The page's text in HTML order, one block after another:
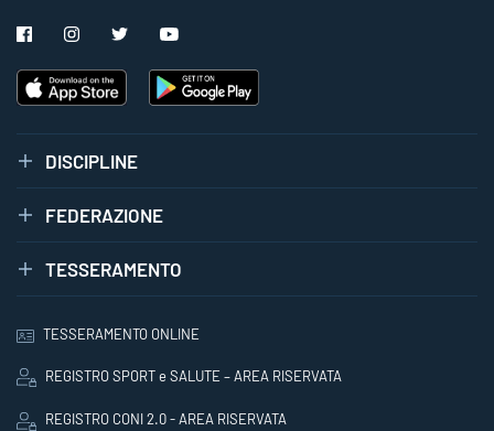
DISCIPLINE
FEDERAZIONE
TESSERAMENTO
TESSERAMENTO ONLINE
REGISTRO SPORT e SALUTE – AREA RISERVATA
REGISTRO CONI 2.0 - AREA RISERVATA